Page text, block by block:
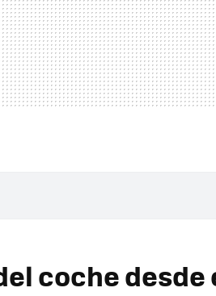
ahorrar de verdad
coche desde